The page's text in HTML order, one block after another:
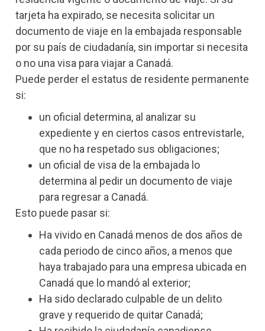
tarjeta ha expirado, se necesita solicitar un
documento de viaje en la embajada responsable
por su país de ciudadanía, sin importar si necesita
o no una visa para viajar a Canadá.
Puede perder el estatus de residente permanente
si:
un oficial determina, al analizar su
expediente y en ciertos casos entrevistarle,
que no ha respetado sus obligaciones;
un oficial de visa de la embajada lo
determina al pedir un documento de viaje
para regresar a Canadá.
Esto puede pasar si:
Ha vivido en Canadá menos de dos años de
cada periodo de cinco años, a menos que
haya trabajado para una empresa ubicada en
Canadá que lo mandó al exterior;
Ha sido declarado culpable de un delito
grave y requerido de quitar Canadá;